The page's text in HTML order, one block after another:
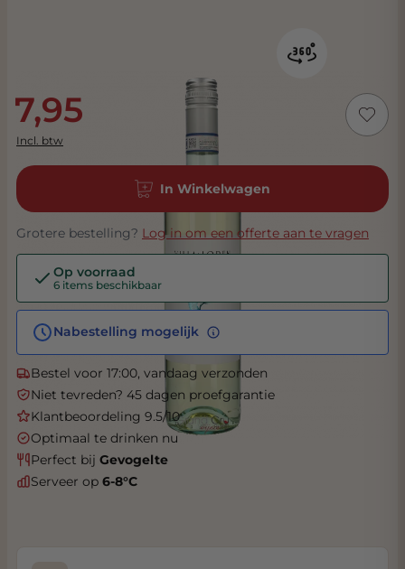
7,95
Incl. btw
In Winkelwagen
Grotere bestelling? Log in om een offerte aan te vragen
Op voorraad
6 items beschikbaar
Nabestelling mogelijk
Bestel voor 17:00, vandaag verzonden
Niet tevreden? 45 dagen proefgarantie
Klantbeoordeling 9.5/10
Optimaal te drinken nu
Perfect bij Gevogelte
Serveer op 6-8°C